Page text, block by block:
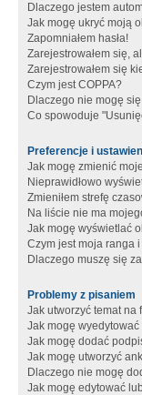
Dlaczego jestem
Jak mogę ukryć moją
Zapomniałem hasła!
Zarejestrowałem się,
Zarejestrowałem się
Czym jest COPPA?
Dlaczego nie mogę
Co spowoduje
Preferencje i
Jak mogę zmienić
Nieprawidłowo
Zmieniłem strefę
Na liście nie ma
Jak mogę wyświetlać
Czym jest moja ranga
Dlaczego muszę się
Problemy z pisaniem
Jak utworzyć temat na
Jak mogę
Jak mogę dodać
Jak mogę utworzyć
Dlaczego nie mogę
Jak mogę edytować